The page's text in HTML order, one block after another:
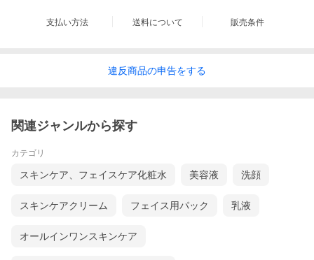
支払い方法 送料について 販売条件
違反商品の申告をする
関連ジャンルから探す
カテゴリ
スキンケア、フェイスケア化粧水 美容液 洗顔
スキンケアクリーム フェイス用パック 乳液
オールインワンスキンケア